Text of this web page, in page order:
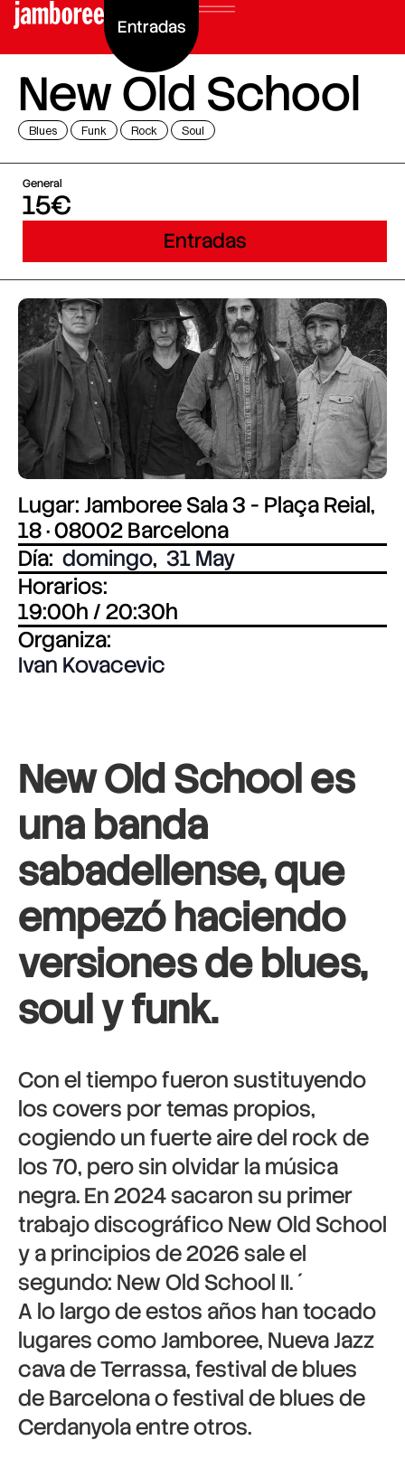
Entradas
New Old School
Blues Funk Rock Soul
General
15€
Entradas
Lugar: Jamboree Sala 3 - Plaça Reial,
18 · 08002 Barcelona
Día: domingo, 31 May
Horarios:
19:00h / 20:30h
Organiza:
Ivan Kovacevic
New Old School es
una banda
sabadellense, que
empezó haciendo
versiones de blues,
soul y funk.
Con el tiempo fueron sustituyendo
los covers por temas propios,
cogiendo un fuerte aire del rock de
los 70, pero sin olvidar la música
negra. En 2024 sacaron su primer
trabajo discográfico New Old School
y a principios de 2026 sale el
segundo: New Old School II. ́
A lo largo de estos años han tocado
lugares como Jamboree, Nueva Jazz
cava de Terrassa, festival de blues
de Barcelona o festival de blues de
Cerdanyola entre otros.